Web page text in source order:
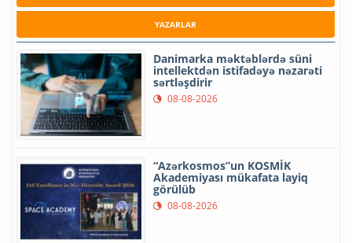
YAZARLAR
Danimarka məktəblərdə süni
intellektdən istifadəyə nəzarəti
sərtləşdirir
08-08-2026
“Azərkosmos”un KOSMİK
Akademiyası mükafata layiq
görülüb
08-08-2026